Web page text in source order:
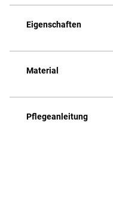
Eigenschaften
Material
Pflegeanleitung